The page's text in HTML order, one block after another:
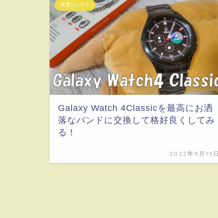
家電セレクト
Galaxy Watch 4Classicを最高にお洒
落なバンドに交換して格好良くしてみ
る！
2022年9月13